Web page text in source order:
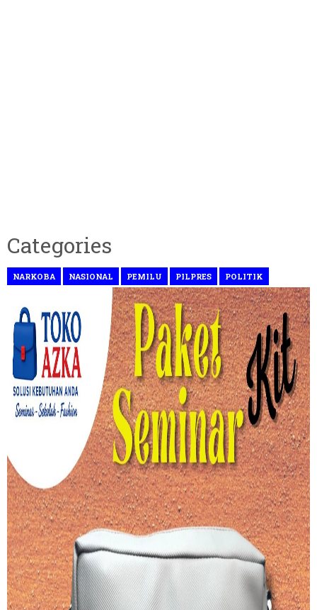
Categories
NARKOBA NASIONAL PEMILU PILPRES POLITIK